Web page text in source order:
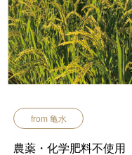
from 亀水
農薬・化学肥料不使用